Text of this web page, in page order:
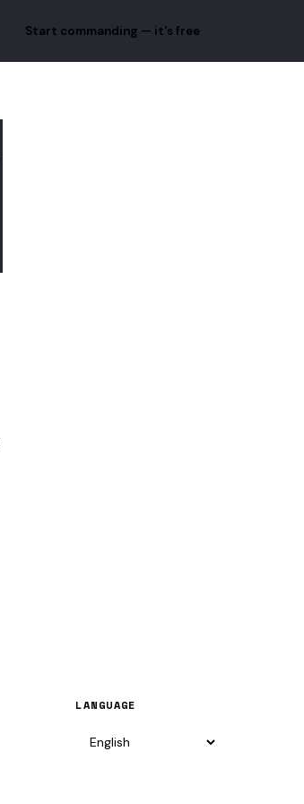
Start commanding — it's free
LANGUAGE